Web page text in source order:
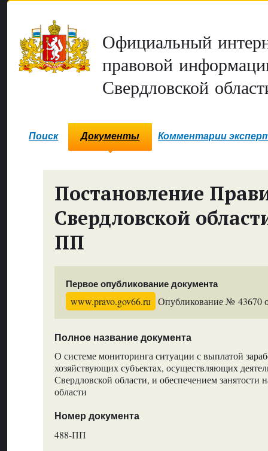
Официальный
правовой
Свердловской
Поиск Документы Комментарии
Постановление
Свердловской
ПП
Первое опубликование документа
www.pravo.gov66.ru Опубликование № 43670
Полное название документа
О системе мониторинга ситуации с выплатой
хозяйствующих субъектах, осуществляющих
Свердловской области, и обеспечением занятости
области
Номер документа
488-ПП